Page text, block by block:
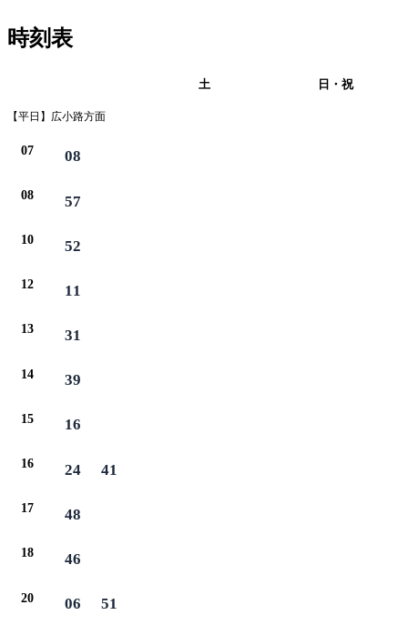
時刻表
土 日・祝
【平日】広小路方面
07 08
08 57
10 52
12 11
13 31
14 39
15 16
16 24 41
17 48
18 46
20 06 51